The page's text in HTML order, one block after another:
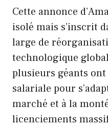
Cette annonce
isolé mais s’inscrit
large de
technologique
plusieurs géants
salariale pour
marché et à la
licenciements